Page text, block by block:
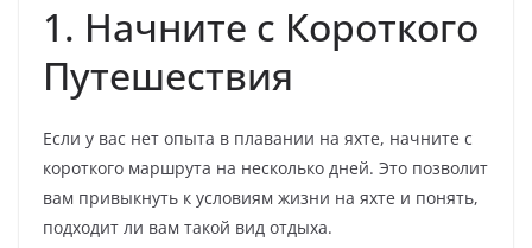
1. Начните с Короткого
Путешествия
Если у вас нет опыта в плавании на яхте, начните с
короткого маршрута на несколько дней. Это позволит
вам привыкнуть к условиям жизни на яхте и понять,
подходит ли вам такой вид отдыха.